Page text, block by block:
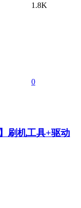
1.8K
0
刷机工具+驱动